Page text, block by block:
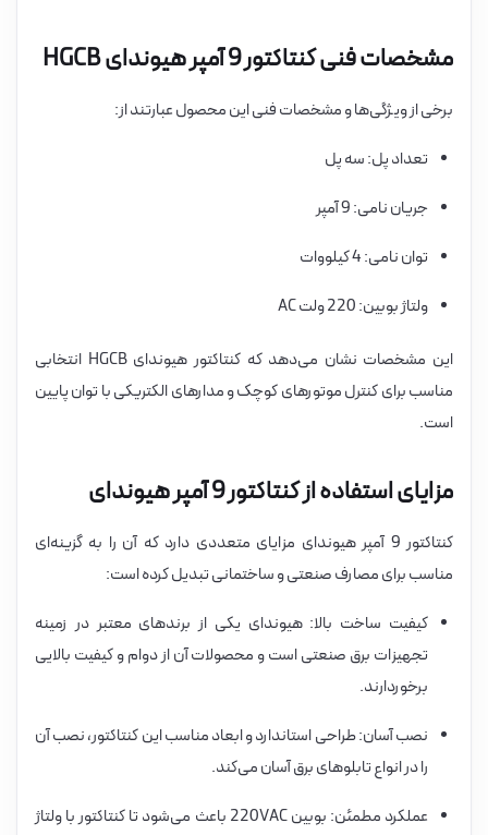
مشخصات فنی کنتاکتور 9 آمپر هیوندای HGCB
برخی از ویژگی‌ها و مشخصات فنی این محصول عبارتند از:
تعداد پل: سه پل
جریان نامی: 9 آمپر
توان نامی: 4 کیلووات
ولتاژ بوبین: 220 ولت AC
این مشخصات نشان می‌دهد که کنتاکتور هیوندای HGCB انتخابی
مناسب برای کنترل موتورهای کوچک و مدارهای الکتریکی با توان پایین
است.
مزایای استفاده از کنتاکتور 9 آمپر هیوندای
کنتاکتور 9 آمپر هیوندای مزایای متعددی دارد که آن را به گزینه‌ای
مناسب برای مصارف صنعتی و ساختمانی تبدیل کرده است:
کیفیت ساخت بالا: هیوندای یکی از برندهای معتبر در زمینه
تجهیزات برق صنعتی است و محصولات آن از دوام و کیفیت بالایی
برخوردارند.
نصب آسان: طراحی استاندارد و ابعاد مناسب این کنتاکتور، نصب آن
را در انواع تابلوهای برق آسان می‌کند.
عملکرد مطمئن: بوبین 220VAC باعث می‌شود تا کنتاکتور با ولتاژ